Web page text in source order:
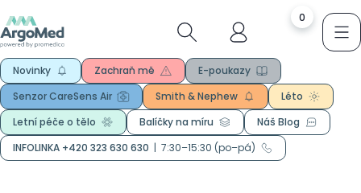
0
Novinky Zachraň mě
E-poukazy
Senzor CareSens Air
Smith & Nephew
Léto
Letní péče o tělo
Balíčky na míru
Náš Blog
INFOLINKA +420 323 630 630 | 7:30–15:30 (po–pá)